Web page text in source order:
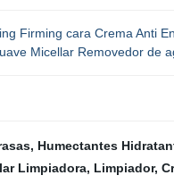
Firming cara Crema Anti
Micellar Removedor de
, Humectantes
Limpiadora, Limpiador,